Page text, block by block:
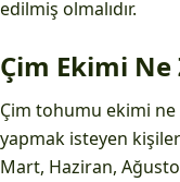
edilmiş olmalıdır.
Çim Ekimi Ne
Çim tohumu ekimi ne
yapmak isteyen
Mart, Haziran,